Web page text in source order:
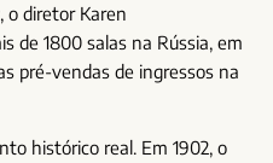
o diretor Karen
de 1800 salas na Rússia, em
pré-vendas de ingressos na
histórico real. Em 1902, o